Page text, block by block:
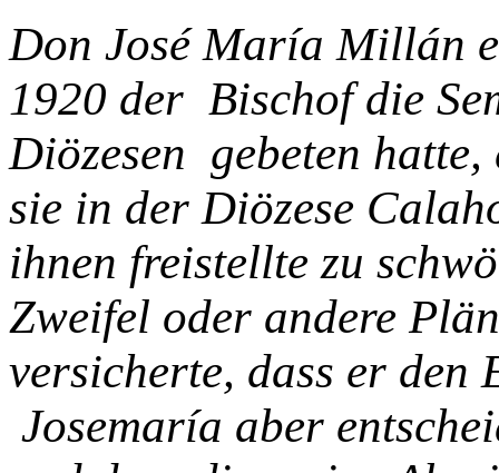
Don José María Millán
1920 der Bischof die
Diözesen gebeten
sie in der Diözese
ihnen freistellte zu
Zweifel oder andere
versicherte, dass er den
Josemaría aber